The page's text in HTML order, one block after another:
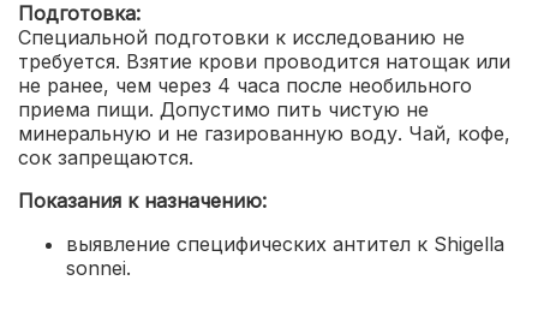
Подготовка:
Специальной подготовки к исследованию не
требуется. Взятие крови проводится натощак или
не ранее, чем через 4 часа после необильного
приема пищи. Допустимо пить чистую не
минеральную и не газированную воду. Чай, кофе,
сок запрещаются.
Показания к назначению:
выявление специфических антител к Shigella
sonnei.